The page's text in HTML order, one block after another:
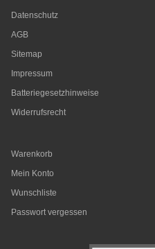
Datenschutz
AGB
Sitemap
Impressum
Batteriegesetzhinweise
Widerrufsrecht
Warenkorb
Mein Konto
Wunschliste
Passwort vergessen